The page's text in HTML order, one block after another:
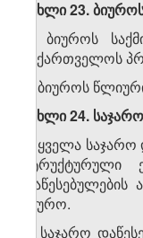
მუხლი 23.
1. ბიუროს
საქართველოს
2. ბიუროს
მუხლი 24.
1. ყველა
სტრუქტურული
ბიურო.
2. საჯარო